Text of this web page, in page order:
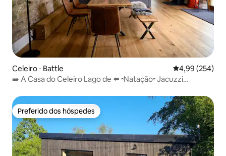
Celeiro ⋅ Battle 4,99 de uma
4,99 (254)
➡️ A Casa do Celeiro Lago de ⬅️ ▫️Natação▫️ Jacuzzi
Preferido dos hóspedes
Preferido dos hóspedes